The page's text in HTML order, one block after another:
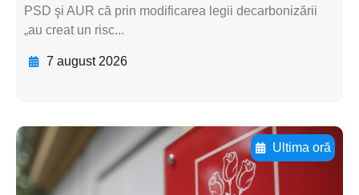
PSD şi AUR că prin modificarea legii decarbonizării
„au creat un risc...
7 august 2026
Ultima oră
Adaugă aici textul pentru